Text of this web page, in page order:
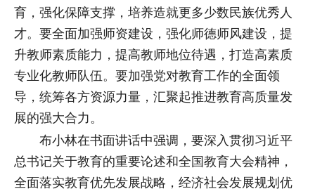
育，强化保障支撑，培养造就更多少数民族优秀人
才。要全面加强师资建设，强化师德师风建设，提
升教师素质能力，提高教师地位待遇，打造高素质
专业化教师队伍。要加强党对教育工作的全面领
导，统筹各方资源力量，汇聚起推进教育高质量发
展的强大合力。
布小林在书面讲话中强调，要深入贯彻习近平
总书记关于教育的重要论述和全国教育大会精神，
全面落实教育优先发展战略，经济社会发展规划优